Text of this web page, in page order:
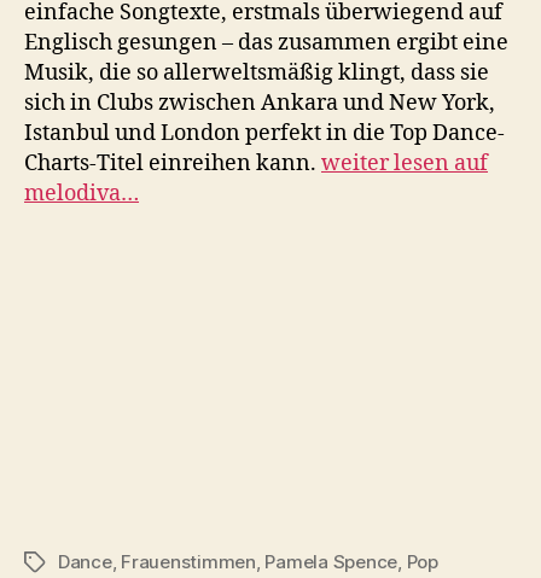
einfache Songtexte, erstmals überwiegend auf
Englisch gesungen – das zusammen ergibt eine
Musik, die so allerweltsmäßig klingt, dass sie
sich in Clubs zwischen Ankara und New York,
Istanbul und London perfekt in die Top Dance-
Charts-Titel einreihen kann. weiter lesen auf
melodiva…
Schlagwörter
Dance, Frauenstimmen, Pamela Spence, Pop